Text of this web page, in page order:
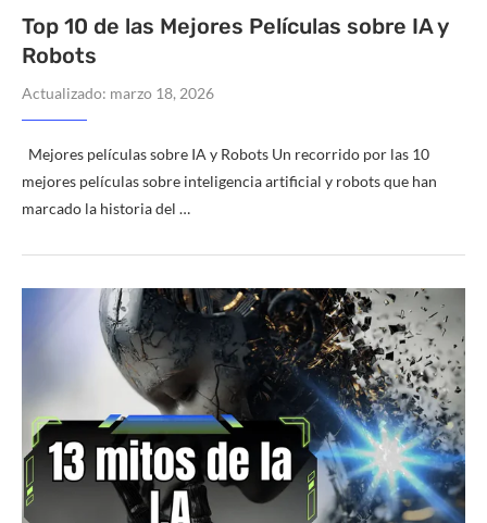
Top 10 de las Mejores Películas sobre IA y
Robots
Actualizado: marzo 18, 2026
Mejores películas sobre IA y Robots Un recorrido por las 10
mejores películas sobre inteligencia artificial y robots que han
marcado la historia del …